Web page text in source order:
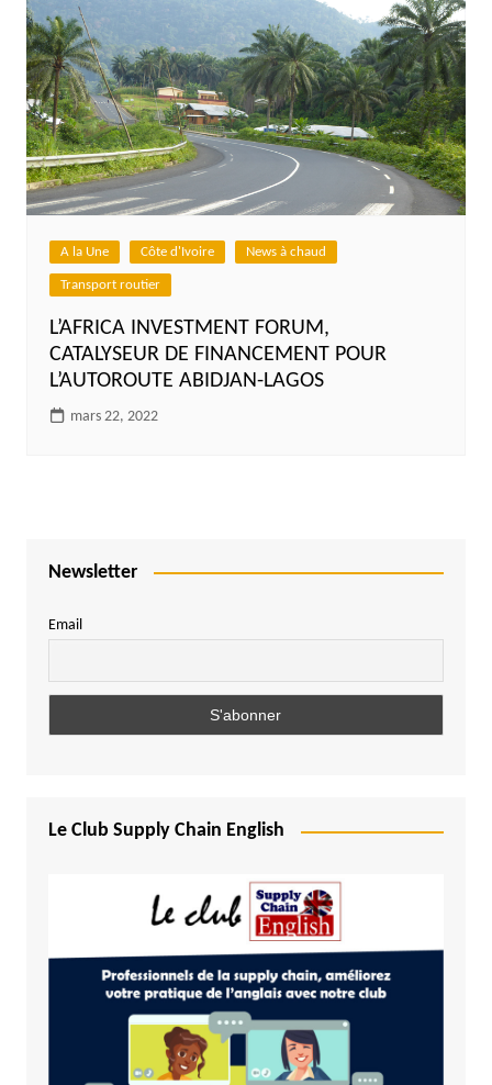
A la Une Côte d'Ivoire News à chaud
Transport routier
L’AFRICA INVESTMENT FORUM,
CATALYSEUR DE FINANCEMENT POUR
L’AUTOROUTE ABIDJAN-LAGOS
mars 22, 2022
Newsletter
Email
Le Club Supply Chain English